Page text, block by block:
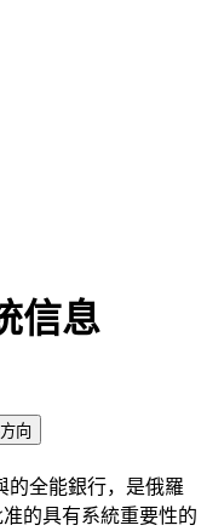
信息
向
的全能銀行，是俄羅
的具有系統重要性的